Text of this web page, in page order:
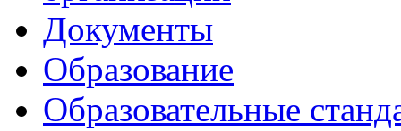
Документы
Образование
Образовательные